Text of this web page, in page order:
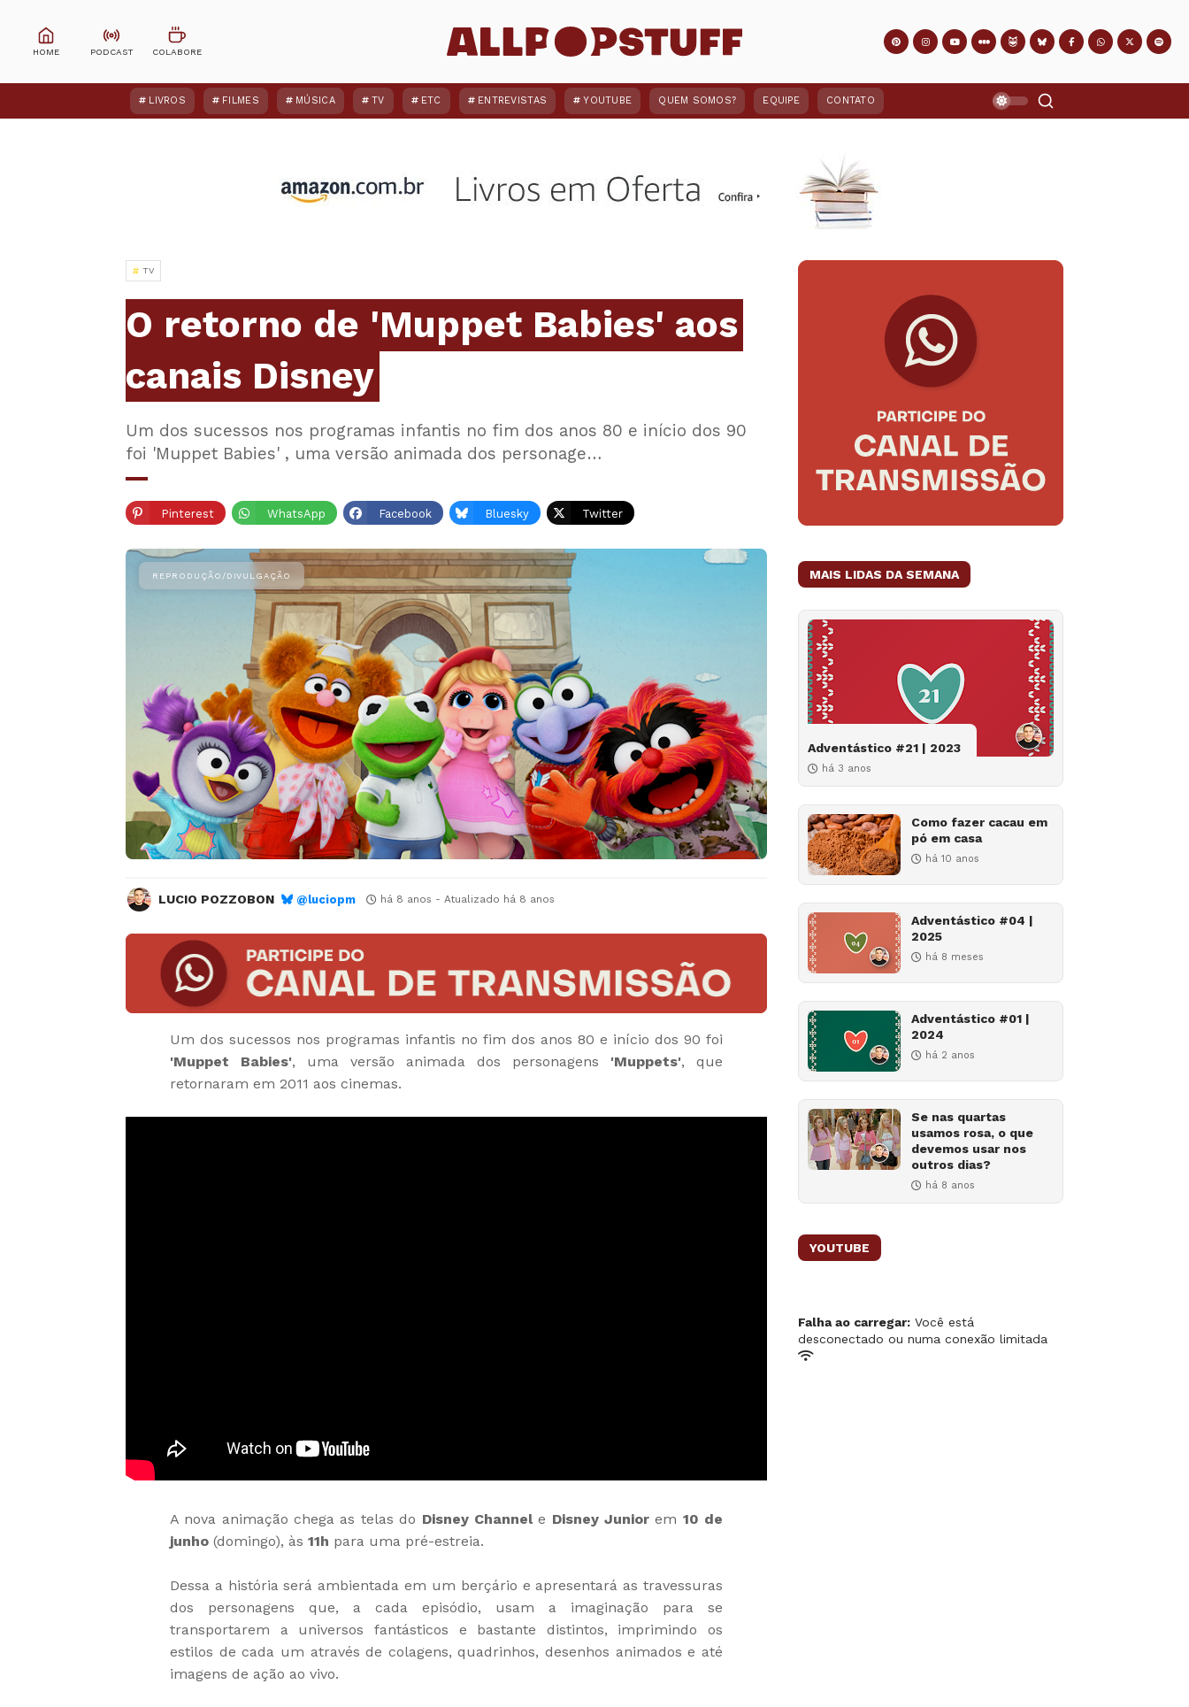
LIVROS FILMES MÚSICA TV ETC ENTREVISTAS YOUTUBE QUEM SOMOS? EQUIPE CONTATO
TV
O retorno de 'Muppet Babies' aos
canais Disney
Um dos sucessos nos programas infantis no fim dos anos 80 e início dos 90
foi 'Muppet Babies' , uma versão animada dos personage…
Pinterest WhatsApp Facebook Bluesky Twitter
LUCIO POZZOBON @luciopm há 8 anos - Atualizado há 8 anos
Um dos sucessos nos programas infantis no fim dos anos 80 e início dos 90 foi
'Muppet Babies', uma versão animada dos personagens 'Muppets', que
retornaram em 2011 aos cinemas.
A nova animação chega as telas do Disney Channele Disney Juniorem 10 de
junho (domingo), às 11h para uma pré-estreia.
Dessa a história será ambientada em um berçário e apresentará as travessuras
dos personagens que, a cada episódio, usam a imaginação para se
transportarem a universos fantásticos e bastante distintos, imprimindo os
estilos de cada um através de colagens, quadrinhos, desenhos animados e até
imagens de ação ao vivo.
MAIS LIDAS DA SEMANA
Adventástico #21 | 2023
há 3 anos
Como fazer cacau em
pó em casa
há 10 anos
Adventástico #04 |
2025
há 8 meses
Adventástico #01 |
2024
há 2 anos
Se nas quartas
usamos rosa, o que
devemos usar nos
outros dias?
há 8 anos
YOUTUBE
Falha ao carregar: Você está
desconectado ou numa conexão limitada